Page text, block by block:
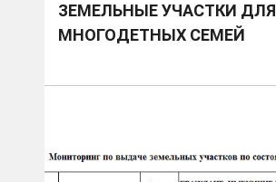
ЗЕМЕЛЬНЫЕ УЧАСТКИ ДЛЯ
МНОГОДЕТНЫХ СЕМЕЙ